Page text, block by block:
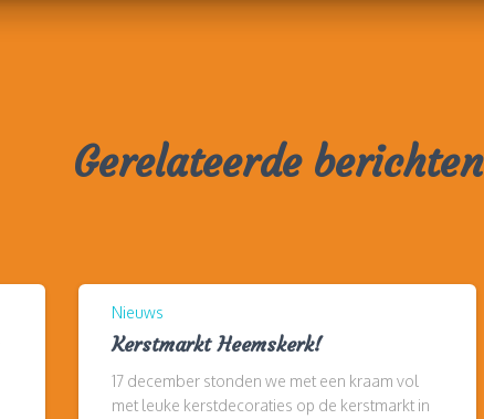
Gerelateerde berichten
Nieuws
Kerstmarkt Heemskerk!
17 december stonden we met een kraam vol
met leuke kerstdecoraties op de kerstmarkt in